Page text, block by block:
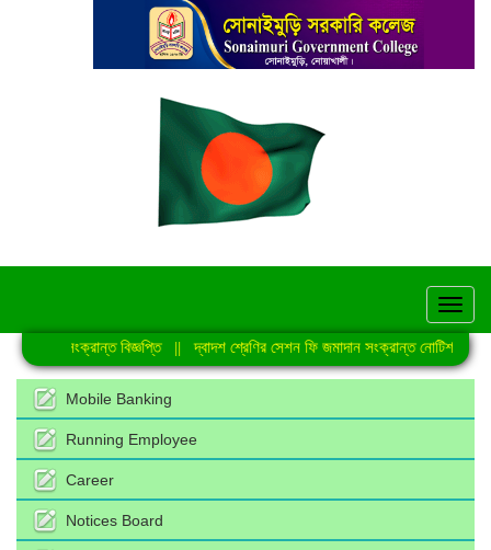
সংক্রান্ত বিজ্ঞপ্তি|| দ্বাদশ শ্রেণির সেশন ফি জমাদান সংক্রান্ত নোটিশ||
Mobile Banking
Running Employee
Career
Notices Board